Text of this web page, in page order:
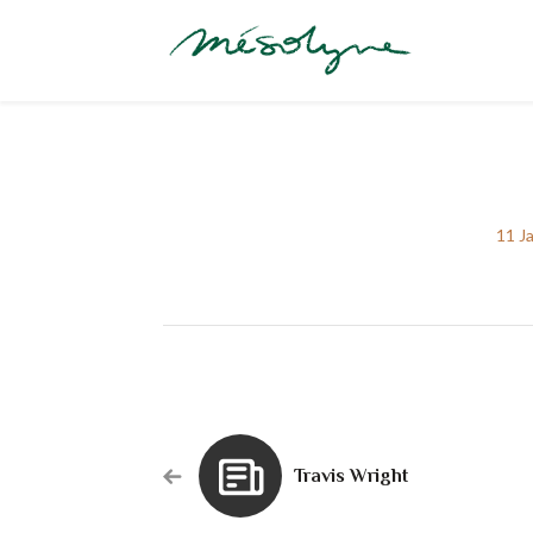
11
Travis Wright